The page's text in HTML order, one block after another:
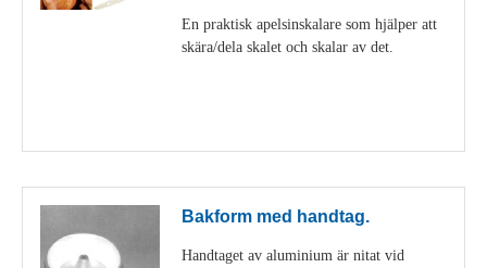
En praktisk apelsinskalare som hjälper att
skära/dela skalet och skalar av det.
Bakform med handtag.
Handtaget av aluminium är nitat vid